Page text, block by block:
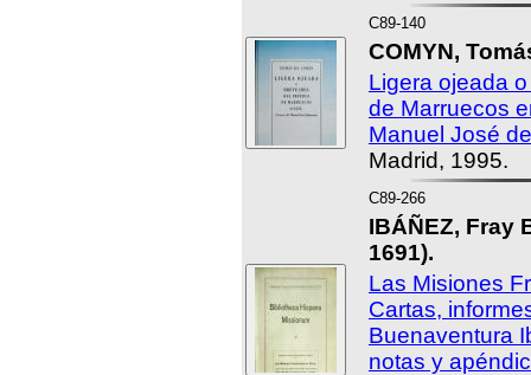
C89-140
COMYN,
Ligera ojeada
de Marruecos
Manuel José
Madrid, 1995.
C89-266
IBÁÑEZ, Fray
1691).
Las Misiones
Cartas,
Buenaventura
notas y